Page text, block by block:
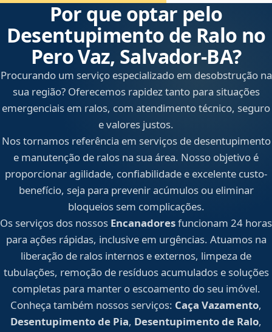
Por que optar pelo
Desentupimento de Ralo no
Pero Vaz, Salvador‑BA?
Procurando um serviço especializado em desobstrução na
sua região? Oferecemos rapidez tanto para situações
emergenciais em ralos, com atendimento técnico, seguro
e valores justos.
Nos tornamos referência em serviços de desentupimento
e manutenção de ralos na sua área. Nosso objetivo é
proporcionar agilidade, confiabilidade e excelente custo-
benefício, seja para prevenir acúmulos ou eliminar
bloqueios sem complicações.
Os serviços dos nossos Encanadoresfuncionam 24 horas
para ações rápidas, inclusive em urgências. Atuamos na
liberação de ralos internos e externos, limpeza de
tubulações, remoção de resíduos acumulados e soluções
completas para manter o escoamento do seu imóvel.
Conheça também nossos serviços: Caça Vazamento,
Desentupimento de Pia, Desentupimento de Ralo,